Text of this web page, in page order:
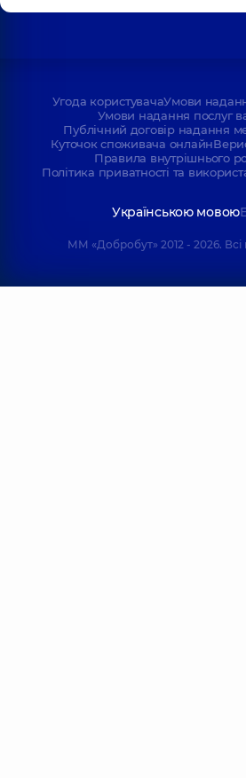
Угода користувачаУмови
Умови надання послуг
Публічний договір надання
Куточок споживача онлайн
Правила внутрішнього
Політика приватності та
Українською мовою
ММ «Добробут» 2012 - 2026. Всі